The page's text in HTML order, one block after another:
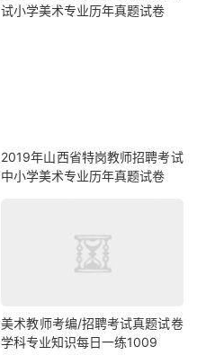
试小学美术专业历年真题试卷
2019年山西省特岗教师招聘考试
中小学美术专业历年真题试卷
美术教师考编/招聘考试真题试卷
学科专业知识每日一练1009